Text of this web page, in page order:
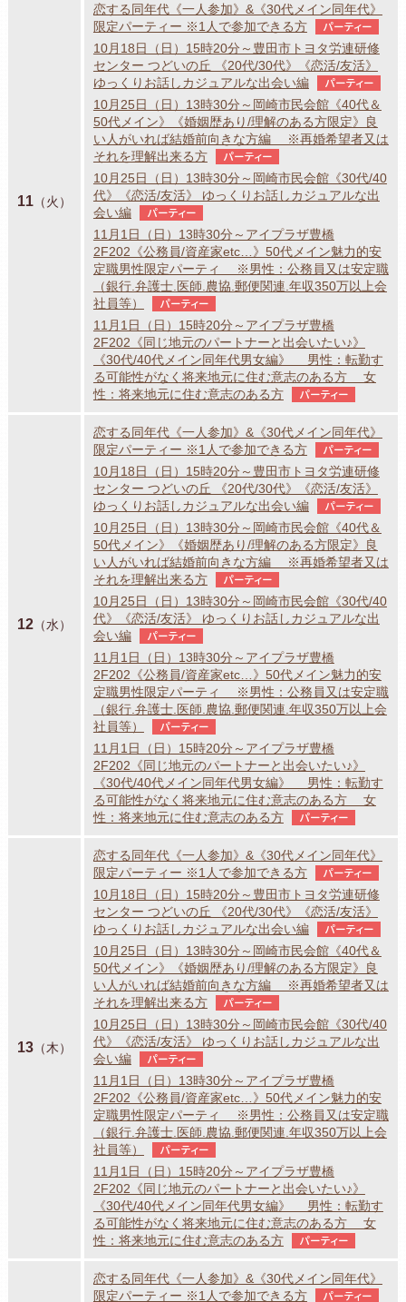
11（火）
恋する同年代《一人参加》&《30代メイン同年代》
限定パーティー ※1人で参加できる方
パーティー
10月18日（日）15時20分～豊田市トヨタ労連研修
センター つどいの丘 《20代/30代》《恋活/友活》
ゆっくりお話しカジュアルな出会い編
パーティー
10月25日（日）13時30分～岡崎市民会館《40代＆
50代メイン》《婚姻歴あり/理解のある方限定》良
い人がいれば結婚前向きな方編 ※再婚希望者又は
それを理解出来る方
パーティー
10月25日（日）13時30分～岡崎市民会館《30代/40
代》《恋活/友活》 ゆっくりお話しカジュアルな出
会い編
パーティー
11月1日（日）13時30分～アイプラザ豊橋
2F202《公務員/資産家etc…》50代メイン魅力的安
定職男性限定パーティ ※男性：公務員又は安定職
（銀行.弁護士.医師.農協.郵便関連.年収350万以上会
社員等）
パーティー
11月1日（日）15時20分～アイプラザ豊橋
2F202《同じ地元のパートナーと出会いたい♪》
《30代/40代メイン同年代男女編》 男性：転勤す
る可能性がなく将来地元に住む意志のある方 女
性：将来地元に住む意志のある方
パーティー
12（水）
恋する同年代《一人参加》&《30代メイン同年代》
限定パーティー ※1人で参加できる方
パーティー
10月18日（日）15時20分～豊田市トヨタ労連研修
センター つどいの丘 《20代/30代》《恋活/友活》
ゆっくりお話しカジュアルな出会い編
パーティー
10月25日（日）13時30分～岡崎市民会館《40代＆
50代メイン》《婚姻歴あり/理解のある方限定》良
い人がいれば結婚前向きな方編 ※再婚希望者又は
それを理解出来る方
パーティー
10月25日（日）13時30分～岡崎市民会館《30代/40
代》《恋活/友活》 ゆっくりお話しカジュアルな出
会い編
パーティー
11月1日（日）13時30分～アイプラザ豊橋
2F202《公務員/資産家etc…》50代メイン魅力的安
定職男性限定パーティ ※男性：公務員又は安定職
（銀行.弁護士.医師.農協.郵便関連.年収350万以上会
社員等）
パーティー
11月1日（日）15時20分～アイプラザ豊橋
2F202《同じ地元のパートナーと出会いたい♪》
《30代/40代メイン同年代男女編》 男性：転勤す
る可能性がなく将来地元に住む意志のある方 女
性：将来地元に住む意志のある方
パーティー
13（木）
恋する同年代《一人参加》&《30代メイン同年代》
限定パーティー ※1人で参加できる方
パーティー
10月18日（日）15時20分～豊田市トヨタ労連研修
センター つどいの丘 《20代/30代》《恋活/友活》
ゆっくりお話しカジュアルな出会い編
パーティー
10月25日（日）13時30分～岡崎市民会館《40代＆
50代メイン》《婚姻歴あり/理解のある方限定》良
い人がいれば結婚前向きな方編 ※再婚希望者又は
それを理解出来る方
パーティー
10月25日（日）13時30分～岡崎市民会館《30代/40
代》《恋活/友活》 ゆっくりお話しカジュアルな出
会い編
パーティー
11月1日（日）13時30分～アイプラザ豊橋
2F202《公務員/資産家etc…》50代メイン魅力的安
定職男性限定パーティ ※男性：公務員又は安定職
（銀行.弁護士.医師.農協.郵便関連.年収350万以上会
社員等）
パーティー
11月1日（日）15時20分～アイプラザ豊橋
2F202《同じ地元のパートナーと出会いたい♪》
《30代/40代メイン同年代男女編》 男性：転勤す
る可能性がなく将来地元に住む意志のある方 女
性：将来地元に住む意志のある方
パーティー
恋する同年代《一人参加》&《30代メイン同年代》
限定パーティー ※1人で参加できる方
パーティー